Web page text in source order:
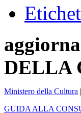
DELLA
Ministero della Cultura |
GUIDA ALLA